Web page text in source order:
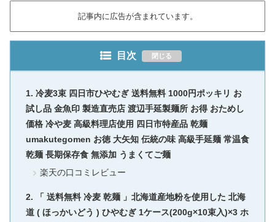
記事内に広告が含まれています。
目次
冷麦3束 四日市ひやむぎ 送料無料 1000円ポッキリ お
試し品 金魚印 製造直売店 渡辺手延製麺所 お得 おためし
価格 冷や麦 高級料理店使用 四日市特産品 乾麺
umakutegomen お徳 大矢知 伝統の味 高級手延麺 常温食
乾麺 長期保存食 無添加 うまくてご麺
楽天の口コミレビュー
「 送料無料 冷麦 乾麺 」北海道産地粉を使用した 北海
道 ( ほっかいどう ) ひやむぎ 1ケース(200g×10束入)×3 ホ